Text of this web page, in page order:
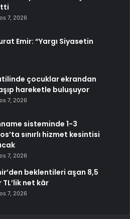
7, 2026
Emir: “Yargı Siyasetin
çocuklar ekrandan
hareketle buluşuyor
7, 2026
sisteminde 1-3
sınırlı hizmet kesintisi
7, 2026
beklentileri aşan 8,5
net kâr
7, 2026